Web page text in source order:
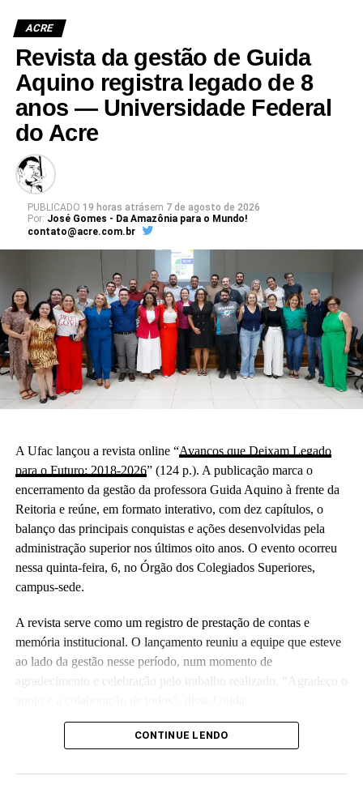
ACRE
Revista da gestão de Guida
Aquino registra legado de 8
anos — Universidade Federal
do Acre
PUBLICADO 19 horas atrásem 7 de agosto de 2026
Por: José Gomes - Da Amazônia para o Mundo!
contato@acre.com.br
A Ufac lançou a revista online “Avanços que Deixam Legado
para o Futuro: 2018-2026” (124 p.). A publicação marca o
encerramento da gestão da professora Guida Aquino à frente da
Reitoria e reúne, em formato interativo, com dez capítulos, o
balanço das principais conquistas e ações desenvolvidas pela
administração superior nos últimos oito anos. O evento ocorreu
nessa quinta-feira, 6, no Órgão dos Colegiados Superiores,
campus-sede.
A revista serve como um registro de prestação de contas e
memória institucional. O lançamento reuniu a equipe que esteve
ao lado da gestão nesse período, num momento de
agradecimento e celebração pelo trabalho realizado. “Agradeço o
(Camila Barbosa, estagiária Ascom/Ufac)
CONTINUE LENDO